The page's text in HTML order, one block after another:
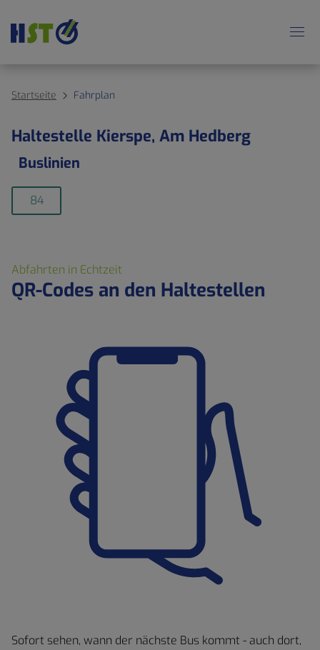
Startseite Fahrplan
Haltestelle Kierspe, Am Hedberg
Buslinien
84
Abfahrten in Echtzeit
QR-Codes an den Haltestellen
Sofort sehen, wann der nächste Bus kommt - auch dort,